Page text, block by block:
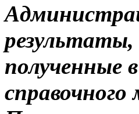
результаты,
полученные